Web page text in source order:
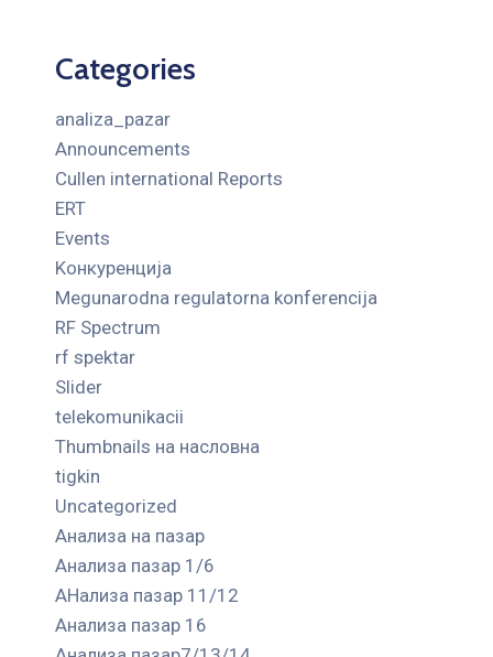
Categories
analiza_pazar
Announcements
Cullen international Reports
ERT
Events
Kонкуренција
Megunarodna regulatorna konferencija
RF Spectrum
rf spektar
Slider
telekomunikacii
Thumbnails на насловна
tigkin
Uncategorized
Анализа на пазар
Анализа пазар 1/6
АНализа пазар 11/12
Анализа пазар 16